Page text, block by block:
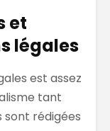
et
légales
est assez
tant
sont rédigées